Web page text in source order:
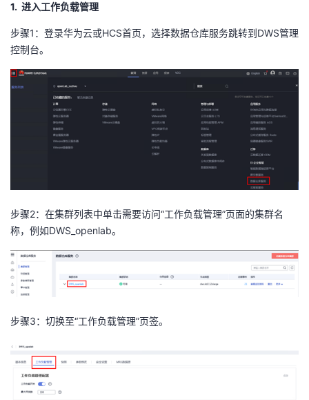
1. 进入工作负载管理
步骤1 ：登录华为云或HCS首页，选择数据仓库服务跳转到DWS管理
控制台。
步骤2：在集群列表中单击需要访问“工作负载管理”页面的集群名
称，例如DWS_openlab。
步骤3：切换至“工作负载管理”页签。